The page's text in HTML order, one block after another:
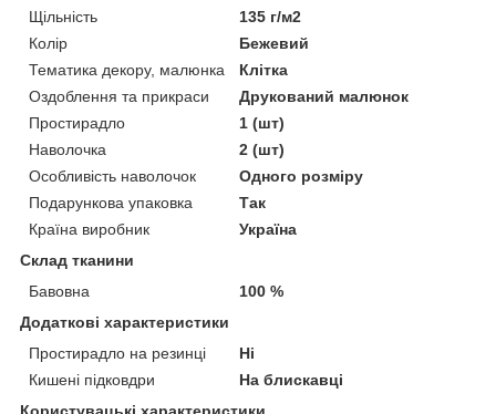
Щільність
135 г/м2
Колір
Бежевий
Тематика декору, малюнка
Клітка
Оздоблення та прикраси
Друкований малюнок
Простирадло
1 (шт)
Наволочка
2 (шт)
Особливість наволочок
Одного розміру
Подарункова упаковка
Так
Країна виробник
Україна
Склад тканини
Бавовна
100 %
Додаткові характеристики
Простирадло на резинці
Ні
Кишені підковдри
На блискавці
Користувацькі характеристики